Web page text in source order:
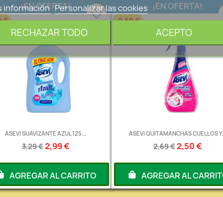
información Personalizar las cookies
RECHAZAR TODO ACEPTO
ASEVI SUAVIZANTE AZUL 125...
3,29 €2,99 €
¡EN OFERTA!
€
AGREGAR AL CARRITO
favorite_border
ASEVI QUITAMANCHAS CUELLOS
2,69 €2,50 €
¡EN OFERTA!
-0,19 €
AGREGAR AL